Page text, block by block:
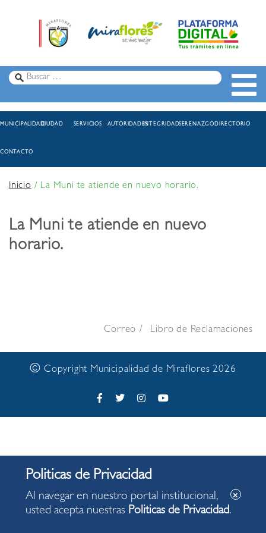
MUNICIPALIDADCIUDAD SERVICIOS AUTORIDADESINTEGRIDADSERENAZGODIRECTORIO
CONTACTO
Inicio/ La Muni te atiende en nuevo horario.
La Muni te atiende en nuevo
horario.
Correo Libro de Reclamaciones
© Copyright Municipalidad de Miraflores 2026
Al navegar en nuestro portal institucional,
usted acepta nuestras Politicas de Privacidad.